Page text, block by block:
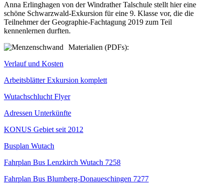
Anna Erlinghagen von der Windrather Talschule stellt hier eine
schöne Schwarzwald-Exkursion für eine 9. Klasse vor, die die
Teilnehmer der Geographie-Fachtagung 2019 zum Teil
kennenlernen durften.
Materialien (PDFs):
Verlauf und Kosten
Arbeitsblätter Exkursion komplett
Wutachschlucht Flyer
Adressen Unterkünfte
KONUS Gebiet seit 2012
Busplan Wutach
Fahrplan Bus Lenzkirch Wutach 7258
Fahrplan Bus Blumberg-Donaueschingen 7277